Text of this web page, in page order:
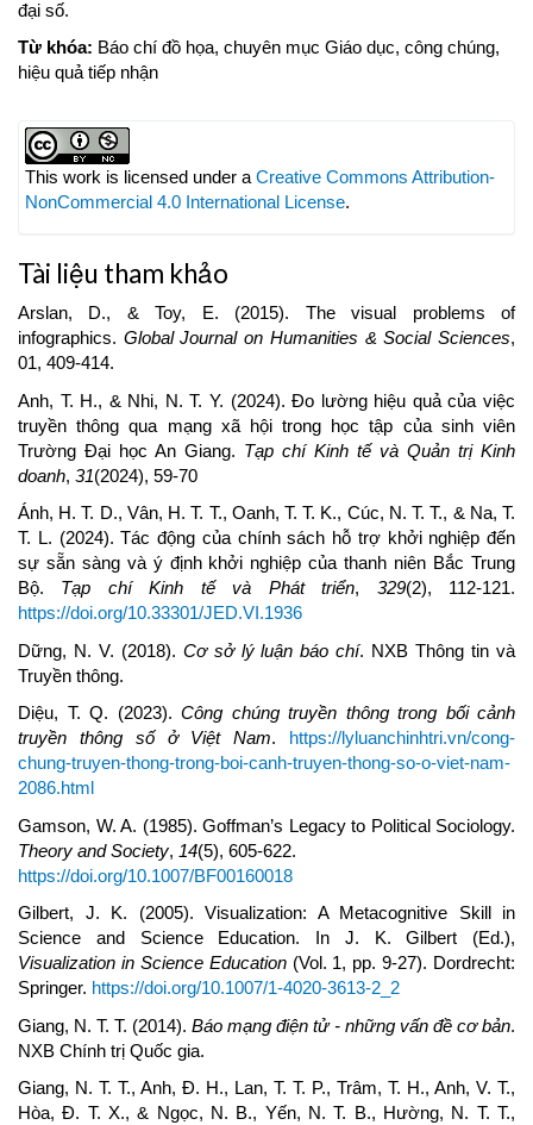
đại số.
Từ khóa: Báo chí đồ họa, chuyên mục Giáo dục, công chúng,
hiệu quả tiếp nhận
Article
Details
This work is licensed under a Creative Commons Attribution-
NonCommercial 4.0 International License.
Tài liệu tham khảo
Arslan, D., & Toy, E. (2015). The visual problems of
infographics. Global Journal on Humanities & Social Sciences,
01, 409-414.
Anh, T. H., & Nhi, N. T. Y. (2024). Đo lường hiệu quả của việc
truyền thông qua mạng xã hội trong học tập của sinh viên
Trường Đại học An Giang. Tạp chí Kinh tế và Quản trị Kinh
doanh, 31(2024), 59-70
Ánh, H. T. D., Vân, H. T. T., Oanh, T. T. K., Cúc, N. T. T., & Na, T.
T. L. (2024). Tác động của chính sách hỗ trợ khởi nghiệp đến
sự sẵn sàng và ý định khởi nghiệp của thanh niên Bắc Trung
Bộ. Tạp chí Kinh tế và Phát triển, 329(2), 112-121.
https://doi.org/10.33301/JED.VI.1936
Dững, N. V. (2018). Cơ sở lý luận báo chí. NXB Thông tin và
Truyền thông.
Diệu, T. Q. (2023). Công chúng truyền thông trong bối cảnh
truyền thông số ở Việt Nam. https://lyluanchinhtri.vn/cong-
chung-truyen-thong-trong-boi-canh-truyen-thong-so-o-viet-nam-
2086.html
Gamson, W. A. (1985). Goffman’s Legacy to Political Sociology.
Theory and Society, 14(5), 605-622.
https://doi.org/10.1007/BF00160018
Gilbert, J. K. (2005). Visualization: A Metacognitive Skill in
Science and Science Education. In J. K. Gilbert (Ed.),
Visualization in Science Education(Vol. 1, pp. 9-27). Dordrecht:
Springer. https://doi.org/10.1007/1-4020-3613-2_2
Giang, N. T. T. (2014). Báo mạng điện tử - những vấn đề cơ bản.
NXB Chính trị Quốc gia.
Giang, N. T. T., Anh, Đ. H., Lan, T. T. P., Trâm, T. H., Anh, V. T.,
Hòa, Đ. T. X., & Ngọc, N. B., Yến, N. T. B., Hường, N. T. T.,